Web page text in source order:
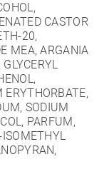
CASTOR
20,
MEA, ARGANIA
ERYTHORBATE,
SODIUM
PARFUM,